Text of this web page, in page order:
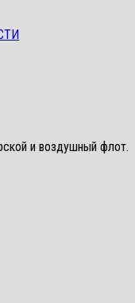
и воздушный флот.